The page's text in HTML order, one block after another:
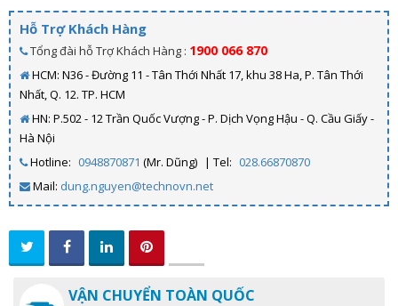
Hỗ Trợ Khách Hàng
Tổng đài hỗ Trợ Khách Hàng : 1900 066 870
HCM: N36 - Đường 11 - Tân Thới Nhất 17, khu 38 Ha, P. Tân Thới
Nhất, Q. 12. TP. HCM
HN: P.502 - 12 Trần Quốc Vượng - P. Dịch Vọng Hậu - Q. Cầu Giấy -
Hà Nội
Hotline: 0948870871 (Mr. Dũng) | Tel: 028.66870870
Mail: dung.nguyen@technovn.net
VẬN CHUYỂN TOÀN QUỐC